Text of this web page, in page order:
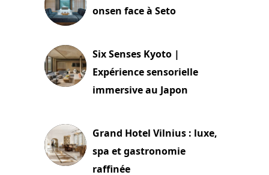
onsen face à Seto
Six Senses Kyoto |
Expérience sensorielle
immersive au Japon
Grand Hotel Vilnius : luxe,
spa et gastronomie
raffinée